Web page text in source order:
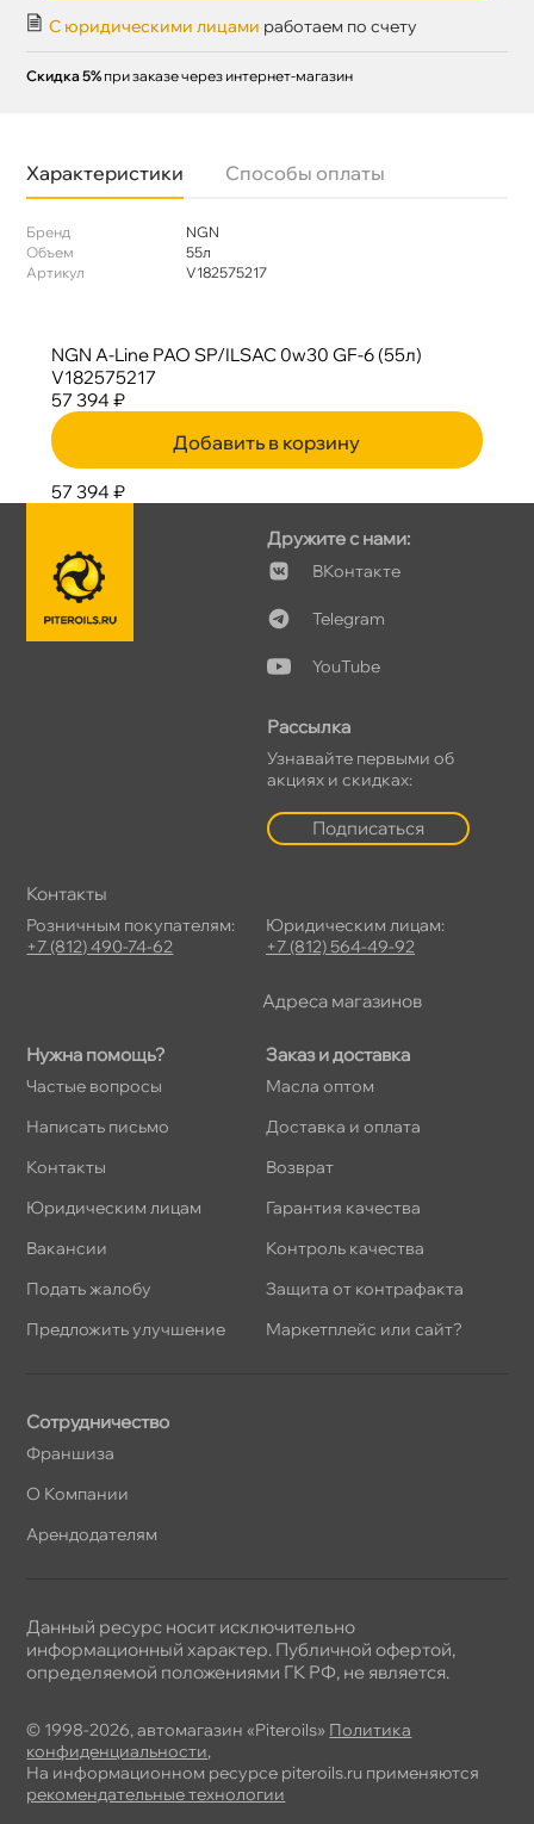
С юридическими лицами работаем по счету
Скидка 5% при заказе через интернет-магазин
Характеристики Способы оплаты
Бренд
NGN
Объем
55л
Артикул
V182575217
NGN A-Line PAO SP/ILSAC 0w30 GF-6 (55л)
V182575217
57 394 ₽
Добавить в корзину
57 394 ₽
Нужна помощь?
Частые вопросы
Написать письмо
Контакты
Юридическим лицам
акансии
Подать жалобу
Предложить улучшение
Заказ и доставка
Масла оптом
Доставка и оплата
озврат
Гарантия качества
Контроль качества
Защита от контрафакта
Маркетплейс или сайт?
Дружите с нами:
Контакте
Telegram
YouTube
Рассылка
Узнавайте первыми о
акциях и скидках:
Подписаться
Сотрудничество
Франшиза
О Компании
Арендодателям
Контакты
Розничным покупателям:
+7 (812) 490-74-62
Юридическим лицам:
+7 (812) 564-49-92
Адреса магазино
© 1998-2026, автомагазин «Piteroils» Политика
конфиденциальности,
На информационном ресурсе piteroils.ru применяются
рекомендательные технологии
Данный ресурс носит исключительно
информационный характер. Публичной офертой,
определяемой положениями ГК РФ, не является.